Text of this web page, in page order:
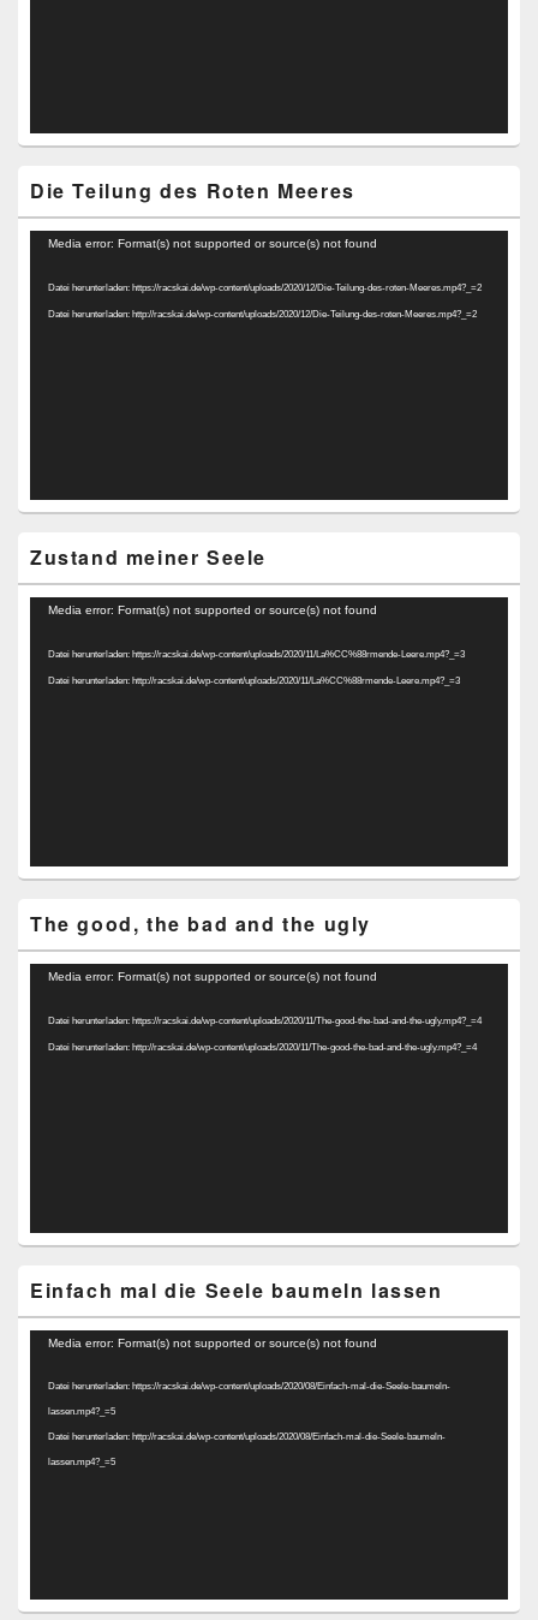
Die Teilung des Roten Meeres
Video-
Media error: Format(s) not supported or source(s) not found
Datei herunterladen: https://racskai.de/wp-content/uploads/2020/12/Die-Teilung-des-roten-Meeres.mp4?_=2
Datei herunterladen: http://racskai.de/wp-content/uploads/2020/12/Die-Teilung-des-roten-Meeres.mp4?_=2
Zustand meiner Seele
Video-
Media error: Format(s) not supported or source(s) not found
Datei herunterladen: https://racskai.de/wp-content/uploads/2020/11/La%CC%88rmende-Leere.mp4?_=3
Datei herunterladen: http://racskai.de/wp-content/uploads/2020/11/La%CC%88rmende-Leere.mp4?_=3
The good, the bad and the ugly
Video-
Media error: Format(s) not supported or source(s) not found
Datei herunterladen: https://racskai.de/wp-content/uploads/2020/11/The-good-the-bad-and-the-ugly.mp4?_=4
Datei herunterladen: http://racskai.de/wp-content/uploads/2020/11/The-good-the-bad-and-the-ugly.mp4?_=4
Einfach mal die Seele baumeln lassen
Video-
Media error: Format(s) not supported or source(s) not found
Datei herunterladen: https://racskai.de/wp-content/uploads/2020/08/Einfach-mal-die-Seele-baumeln-
lassen.mp4?_=5
Datei herunterladen: http://racskai.de/wp-content/uploads/2020/08/Einfach-mal-die-Seele-baumeln-
lassen.mp4?_=5